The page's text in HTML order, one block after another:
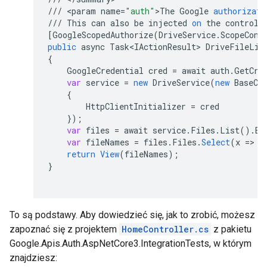
/// <param name="auth" >The Google
/// This can also be injected on the
[
public async Task<IActionResult>
{
GoogleCredential cred = await auth .
var service = new DriveService(new
{
HttpClientInitializer = cred
});
var files = await service. Files . List().
var fileNames = files . Files .Select(x =>
return View(fileNames);
}
To są podstawy. Aby dowiedzieć się, jak to zrobić, możesz
zapoznać się z projektem HomeController.cs z pakietu
Google.Apis.Auth.AspNetCore3.IntegrationTests, w którym
znajdziesz: